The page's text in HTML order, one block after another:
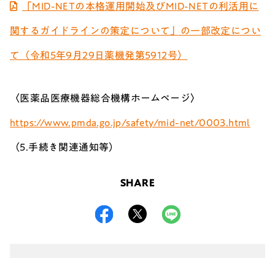
「MID-NETの本格運用開始及びMID-NETの利活用に
関するガイドラインの策定について」の一部改定につい
て（令和5年9月29日薬機発第5912号）
〈医薬品医療機器総合機構ホームページ〉
https://www.pmda.go.jp/safety/mid-net/0003.html
（5.手続き関連通知等）
SHARE